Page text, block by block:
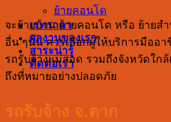
ย้ายคอนโด
เรทราคา
ผลงานของเรา
สาระน่ารู้
ติดต่อเรา
จะย้ายบ้าน ย้ายคอนโด หรือ ย้ายส
อื่น ๆนั้น ควรเลือกผู้ให้บริการมืออ
รถรับจ้างแม่สอด รวมถึงจังหวัดใก
ถึงที่หมายอย่างปลอดภัย
รถรับจ้าง จ.ตาก